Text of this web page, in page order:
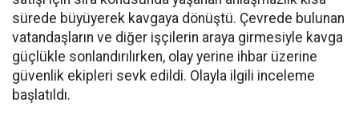
sürede büyüyerek kavgaya dönüştü. Çevrede bulunan
vatandaşların ve diğer işçilerin araya girmesiyle kavga
güçlükle sonlandırılırken, olay yerine ihbar üzerine
güvenlik ekipleri sevk edildi. Olayla ilgili inceleme
başlatıldı.